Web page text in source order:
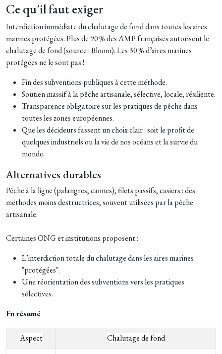
Ce qu'il faut exiger
Interdiction immédiate du chalutage de fond dans toutes les aires
marines protégées. Plus de 90 % des AMP françaises autorisent le
chalutage de fond (source : Bloom). Les 30 % d’aires marines
protégées ne le sont pas !
Fin des subventions publiques à cette méthode.
Soutien massif à la pêche artisanale, sélective, locale, résiliente.
Transparence obligatoire sur les pratiques de pêche dans
toutes les zones européennes.
Que les décideurs fassent un choix clair : soit le profit de
quelques industriels ou la vie de nos océans et la survie du
monde.
Alternatives durables
Pêche à la ligne (palangres, cannes), filets passifs, casiers : des
méthodes moins destructrices, souvent utilisées par la pêche
artisanale.
Certaines ONG et institutions proposent :
L’interdiction totale du chalutage dans les aires marines
"protégées".
Une réorientation des subventions vers les pratiques
sélectives.
En résumé
Aspect
Chalutage de fond